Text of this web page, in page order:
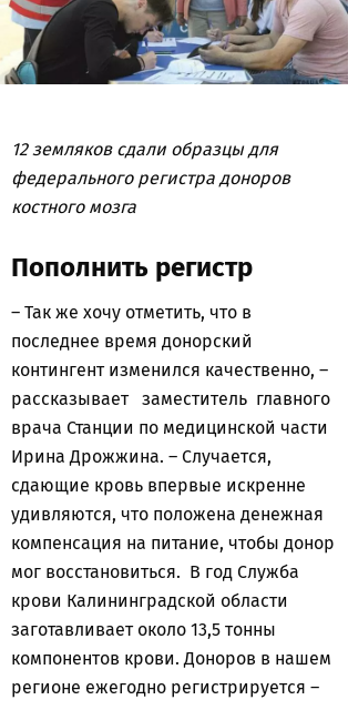
12 земляков сдали образцы для
федерального регистра доноров
костного мозга
Пополнить регистр
– Так же хочу отметить, что в
последнее время донорский
контингент изменился качественно, –
рассказывает заместитель главного
врача Станции по медицинской части
Ирина Дрожжина. – Случается,
сдающие кровь впервые искренне
удивляются, что положена денежная
компенсация на питание, чтобы донор
мог восстановиться. В год Служба
крови Калининградской области
заготавливает около 13,5 тонны
компонентов крови. Доноров в нашем
регионе ежегодно регистрируется –